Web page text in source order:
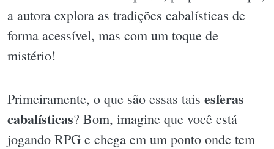
a autora explora as tradições cabalísticas de
forma acessível, mas com um toque de
mistério!
Primeiramente, o que são essas tais esferas
cabalísticas? Bom, imagine que você está
jogando RPG e chega em um ponto onde tem